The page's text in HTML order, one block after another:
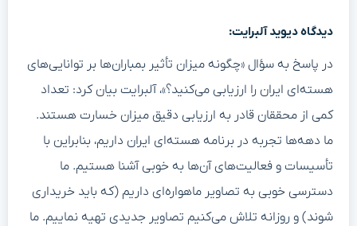
دیدگاه دیوید آلبرایت:
در پاسخ به سؤال «چگونه میزان تأثیر بمباران‌ها بر توانایی‌های
هسته‌ای ایران را ارزیابی می‌کنید؟»، آلبرایت بیان کرد: تعداد
کمی از محققان قادر به ارزیابی دقیق میزان خسارت هستند.
ما دهه‌ها تجربه در برنامه هسته‌ای ایران داریم، بنابراین با
تأسیسات و فعالیت‌های آن‌ها به خوبی آشنا هستیم. ما
دسترسی خوبی به تصاویر ماهواره‌ای داریم (که باید خریداری
شوند) و روزانه تلاش می‌کنیم تصاویر جدیدی تهیه نماییم. ما